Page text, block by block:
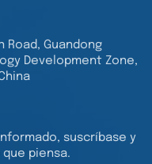
Road, Guandong
Development Zone,
suscríbase y
piensa.